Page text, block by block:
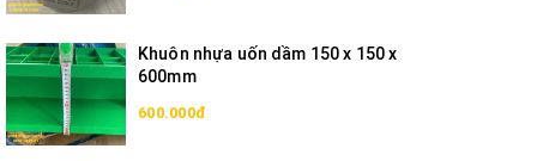
Khuôn nhựa uốn dầm 150 x 150 x
600mm
600.000đ